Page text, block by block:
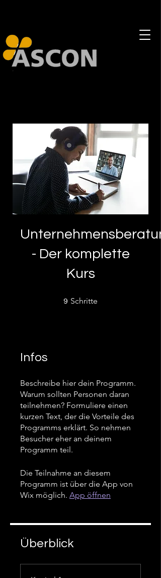
- Der komplette
Kurs
9 Schritte
Infos
Beschreibe hier dein Programm.
Warum sollten Personen daran
teilnehmen? Formuliere einen
kurzen Text, der die Vorteile des
Programms erklärt. So nehmen
Besucher eher an deinem
Programm teil.
Die Teilnahme an diesem
Programm ist über die App von
Wix möglich. App öffnen
Überblick